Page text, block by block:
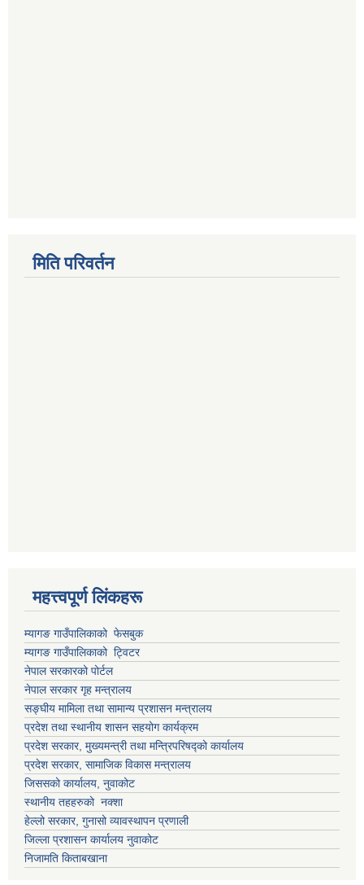
मिति परिवर्तन
महत्त्वपूर्ण लिंकहरू
म्यागङ गाउँपालिकाको फेसबुक
म्यागङ गाउँपालिकाको ट्विटर
नेपाल सरकारको पोर्टल
नेपाल सरकार गृह मन्त्रालय
सङ्घीय मामिला तथा सामान्य प्रशासन मन्त्रालय
प्रदेश तथा स्थानीय शासन सहयोग कार्यक्रम
प्रदेश सरकार, मुख्यमन्त्री तथा मन्त्रिपरिषद्को कार्यालय
प्रदेश सरकार, सामाजिक विकास मन्त्रालय
जिससको कार्यालय, नुवाकोट
स्थानीय तहहरुको नक्शा
हेल्लो सरकार, गुनासो व्यावस्थापन प्रणाली
जिल्ला प्रशासन कार्यालय नुवाकोट
निजामति किताबखाना